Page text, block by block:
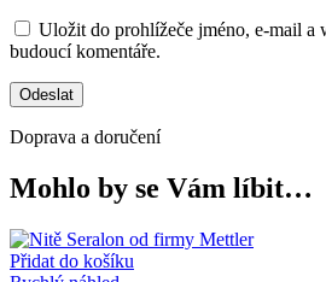
Uložit do prohlížeče jméno, e-mail a
budoucí komentáře.
Doprava a doručení
Mohlo by se Vám líbit…
Přidat do košíku